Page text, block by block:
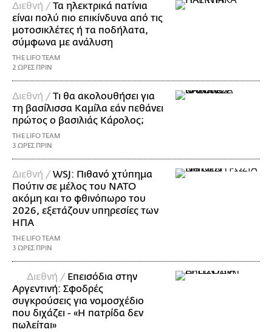
Διεθνή / Τα ηλεκτρικά πατίνια
είναι πολύ πιο επικίνδυνα από τις
μοτοσικλέτες ή τα ποδήλατα,
σύμφωνα με ανάλυση
THE LIFO TEAM
2 ΩΡΕΣ ΠΡΙΝ
Διεθνή / Τι θα ακολουθήσει για
τη βασίλισσα Καμίλα εάν πεθάνει
πρώτος ο βασιλιάς Κάρολος;
THE LIFO TEAM
3 ΩΡΕΣ ΠΡΙΝ
Διεθνή / WSJ: Πιθανό χτύπημα
Πούτιν σε μέλος του ΝΑΤΟ
ακόμη και το φθινόπωρο του
2026, εξετάζουν υπηρεσίες των
ΗΠΑ
THE LIFO TEAM
3 ΩΡΕΣ ΠΡΙΝ
Διεθνή / Επεισόδια στην
Αργεντινή: Σφοδρές
συγκρούσεις για νομοσχέδιο
που διχάζει - «Η πατρίδα δεν
πωλείται»